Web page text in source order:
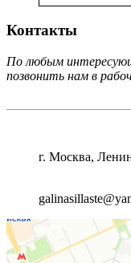
Контакты
По любым
позвонить нам в
г. Москва,